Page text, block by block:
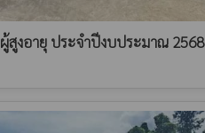
ผู้สูงอายุ ประจำปีงบประมาณ 2568